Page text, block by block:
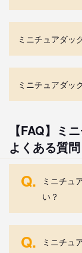
ミニチュアダッ
ミニチュアダッ
【FAQ】ミ
よくある質問
Q.
ミニチュ
い？
Q. ミニチュ